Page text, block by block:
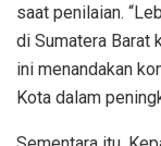
saat penilaian.
di Sumatera Barat
ini menandakan
Kota dalam